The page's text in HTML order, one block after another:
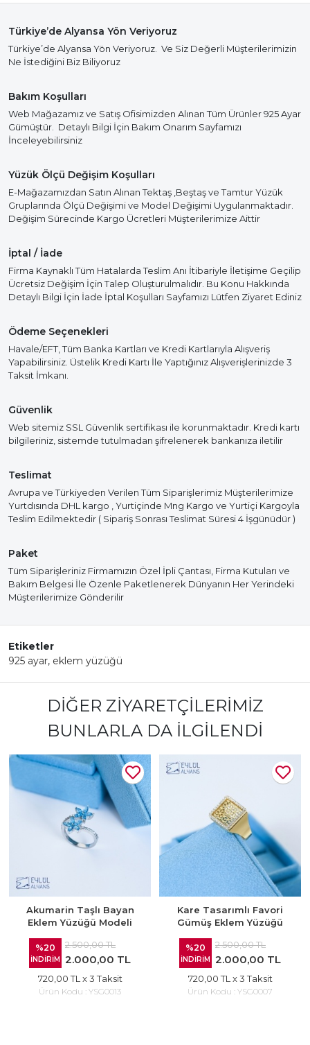
Türkiye’de Alyansa Yön Veriyoruz
Türkiye’de Alyansa Yön Veriyoruz. Ve Siz Değerli Müşterilerimizin
Ne İstediğini Biz Biliyoruz
Bakım Koşulları
Web Mağazamız ve Satış Ofisimizden Alınan Tüm Ürünler 925 Ayar
Gümüştür. Detaylı Bilgi İçin Bakım Onarım Sayfamızı
İnceleyebilirsiniz
Yüzük Ölçü Değişim Koşulları
E-Mağazamızdan Satın Alınan Tektaş ,Beştaş ve Tamtur Yüzük
Gruplarında Ölçü Değişimi ve Model Değişimi Uygulanmaktadır.
Değişim Sürecinde Kargo Ücretleri Müşterilerimize Aittir
İptal / İade
Firma Kaynaklı Tüm Hatalarda Teslim Anı İtibariyle İletişime Geçilip
Ücretsiz Değişim İçin Talep Oluşturulmalıdır. Bu Konu Hakkında
Detaylı Bilgi İçin İade İptal Koşulları Sayfamızı Lütfen Ziyaret Ediniz
Ödeme Seçenekleri
Havale/EFT, Tüm Banka Kartları ve Kredi Kartlarıyla Alışveriş
Yapabilirsiniz. Üstelik Kredi Kartı İle Yaptığınız Alışverişlerinizde 3
Taksit İmkanı.
Güvenlik
Web sitemiz SSL Güvenlik sertifikası ile korunmaktadır. Kredi kartı
bilgileriniz, sistemde tutulmadan şifrelenerek bankanıza iletilir
Teslimat
Avrupa ve Türkiyeden Verilen Tüm Siparişlerimiz Müşterilerimize
Yurtdısında DHL kargo , Yurtiçinde Mng Kargo ve Yurtiçi Kargoyla
Teslim Edilmektedir ( Sipariş Sonrası Teslimat Süresi 4 İşgünüdür )
Paket
Tüm Siparişleriniz Firmamızın Özel İpli Çantası, Firma Kutuları ve
Bakım Belgesi İle Özenle Paketlenerek Dünyanın Her Yerindeki
Müşterilerimize Gönderilir
Etiketler
925 ayar, eklem yüzüğü
DIĞER ZIYARETÇILERIMIZ
BUNLARLA DA İLGILENDI
Akumarin Taşlı Bayan
Eklem Yüzüğü Modeli
%20
İNDİRİM
2.500,00 TL
2.000,00 TL
720,00 TL x 3 Taksit
Ürün Kodu : YSG0013
Kare Tasarımlı Favori
Gümüş Eklem Yüzüğü
%20
İNDİRİM
2.500,00 TL
2.000,00 TL
720,00 TL x 3 Taksit
Ürün Kodu : YSG0007